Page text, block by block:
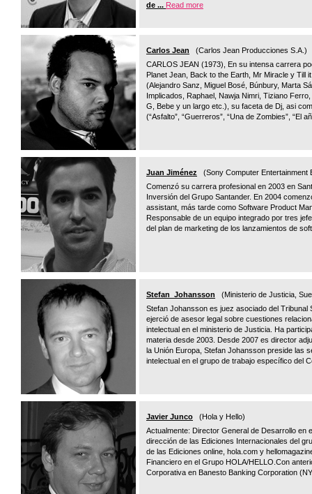
de ... Read more
Carlos Jean (Carlos Jean Producciones S.A.)
CARLOS JEAN (1973), En su intensa carrera
Planet Jean, Back to the Earth, Mr Miracle y
(Alejandro Sanz, Miguel Bosé, Búnbury, Marta
Implicados, Raphael, Nawja Nimri, Tiziano
G, Bebe y un largo etc.), su faceta de Dj, asi
(“Asfalto”, “Guerreros”, “Una de Zombies”, “El
Juan Jiménez (Sony Computer Entertainment
Comenzó su carrera profesional en 2003 en
Inversión del Grupo Santander. En 2004
assistant, más tarde como Software Product
Responsable de un equipo integrado por tres
del plan de marketing de los lanzamientos de
Stefan Johansson (Ministerio de Justicia,
Stefan Johansson es juez asociado del Tribunal
ejerció de asesor legal sobre cuestiones
intelectual en el ministerio de Justicia. Ha
materia desde 2003. Desde 2007 es director
la Unión Europa, Stefan Johansson preside las
intelectual en el grupo de trabajo específico del
Javier Junco (Hola y Hello)
Actualmente: Director General de Desarrollo en
dirección de las Ediciones Internacionales del
de las Ediciones online, hola.com y
Financiero en el Grupo HOLA/HELLO.Con
Corporativa en Banesto Banking Corporation